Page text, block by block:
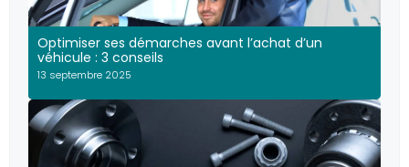
Optimiser ses démarches avant l’achat d’un
véhicule : 3 conseils
13 septembre 2025